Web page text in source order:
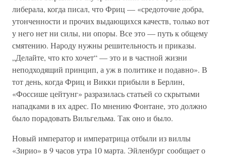
либерала, когда писал, что Фриц — «средоточие добра,
утонченности и прочих выдающихся качеств, только вот
у него нет ни силы, ни опоры. Все это — путь к общему
смятению. Народу нужны решительность и приказы.
„Делайте, что кто хочет“ — это и в частной жизни
неподходящий принцип, а уж в политике и подавно». В
тот день, когда Фриц и Викки прибыли в Берлин,
«Фоссише цейтунг» разразилась статьей со скрытыми
нападками в их адрес. По мнению Фонтане, это должно
было порадовать Вильгельма. Так оно и было.
Новый император и императрица отбыли из виллы
«Зирио» в 9 часов утра 10 марта. Эйленбург сообщает о